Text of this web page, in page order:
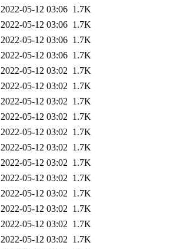
2022-05-12 03:06 1.7K
2022-05-12 03:06 1.7K
2022-05-12 03:06 1.7K
2022-05-12 03:06 1.7K
2022-05-12 03:02 1.7K
2022-05-12 03:02 1.7K
2022-05-12 03:02 1.7K
2022-05-12 03:02 1.7K
2022-05-12 03:02 1.7K
2022-05-12 03:02 1.7K
2022-05-12 03:02 1.7K
2022-05-12 03:02 1.7K
2022-05-12 03:02 1.7K
2022-05-12 03:02 1.7K
2022-05-12 03:02 1.7K
2022-05-12 03:02 1.7K